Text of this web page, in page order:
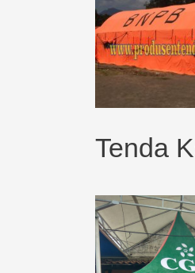
Tenda